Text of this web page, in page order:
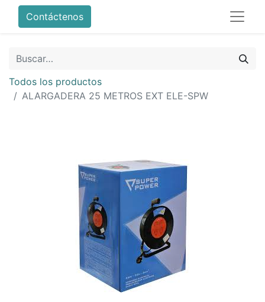
Contáctenos
Todos los productos
ALARGADERA 25 METROS EXT ELE-SPW